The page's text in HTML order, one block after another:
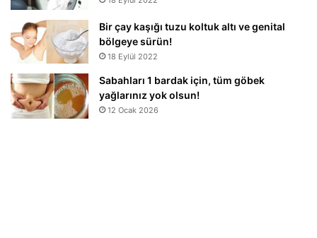
Bir çay kaşığı tuzu koltuk altı ve genital
bölgeye sürün!
18 Eylül 2022
Sabahları 1 bardak için, tüm göbek
yağlarınız yok olsun!
12 Ocak 2026